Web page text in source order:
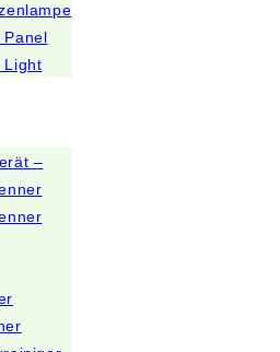
Panel
Light
–